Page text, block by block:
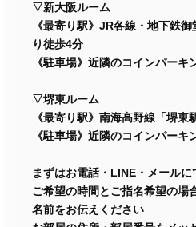
▽新大阪ルーム
《最寄り駅》JR各線・地下鉄
り徒歩4分
《駐車場》近隣のコインパーキ
▽堺東ルーム
《最寄り駅》南海高野線「堺東
《駐車場》近隣のコインパーキ
まずはお電話・LINE・メール
ご希望の時間とご指名希望の場
名前をお伝えください